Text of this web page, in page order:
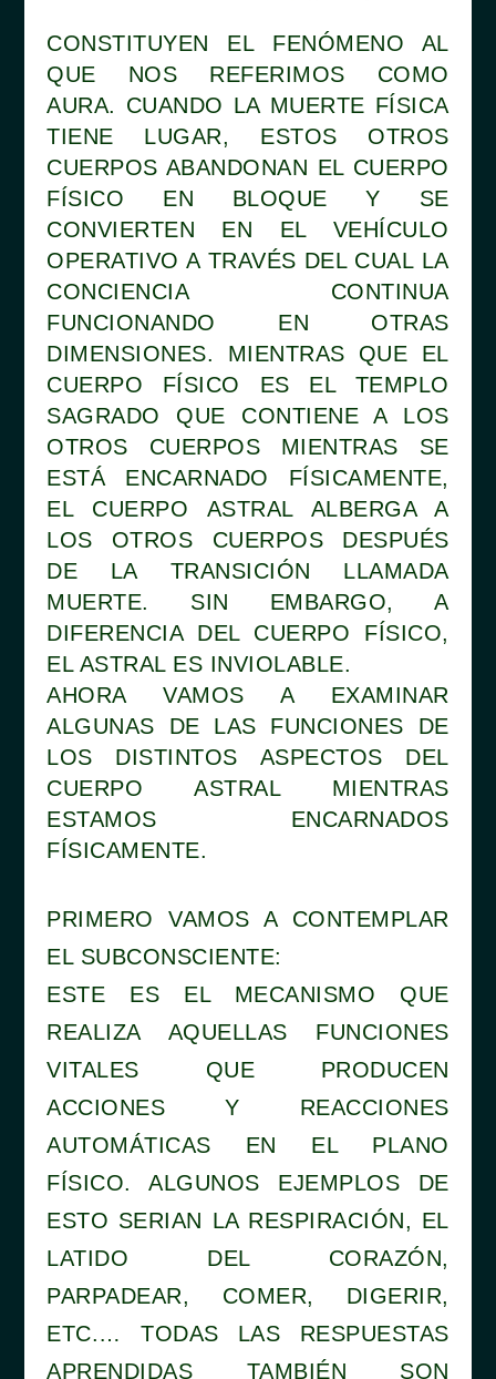
CONSTITUYEN EL FENÓMENO AL
QUE NOS REFERIMOS COMO
AURA. CUANDO LA MUERTE FÍSICA
TIENE LUGAR, ESTOS OTROS
CUERPOS ABANDONAN EL CUERPO
FÍSICO EN BLOQUE Y SE
CONVIERTEN EN EL VEHÍCULO
OPERATIVO A TRAVÉS DEL CUAL LA
CONCIENCIA CONTINUA
FUNCIONANDO EN OTRAS
DIMENSIONES. MIENTRAS QUE EL
CUERPO FÍSICO ES EL TEMPLO
SAGRADO QUE CONTIENE A LOS
OTROS CUERPOS MIENTRAS SE
ESTÁ ENCARNADO FÍSICAMENTE,
EL CUERPO ASTRAL ALBERGA A
LOS OTROS CUERPOS DESPUÉS
DE LA TRANSICIÓN LLAMADA
MUERTE. SIN EMBARGO, A
DIFERENCIA DEL CUERPO FÍSICO,
EL ASTRAL ES INVIOLABLE.
AHORA VAMOS A EXAMINAR
ALGUNAS DE LAS FUNCIONES DE
LOS DISTINTOS ASPECTOS DEL
CUERPO ASTRAL MIENTRAS
ESTAMOS ENCARNADOS
FÍSICAMENTE.
PRIMERO VAMOS A CONTEMPLAR
EL SUBCONSCIENTE:
ESTE ES EL MECANISMO QUE
REALIZA AQUELLAS FUNCIONES
VITALES QUE PRODUCEN
ACCIONES Y REACCIONES
AUTOMÁTICAS EN EL PLANO
FÍSICO. ALGUNOS EJEMPLOS DE
ESTO SERIAN LA RESPIRACIÓN, EL
LATIDO DEL CORAZÓN,
PARPADEAR, COMER, DIGERIR,
ETC.… TODAS LAS RESPUESTAS
APRENDIDAS TAMBIÉN SON